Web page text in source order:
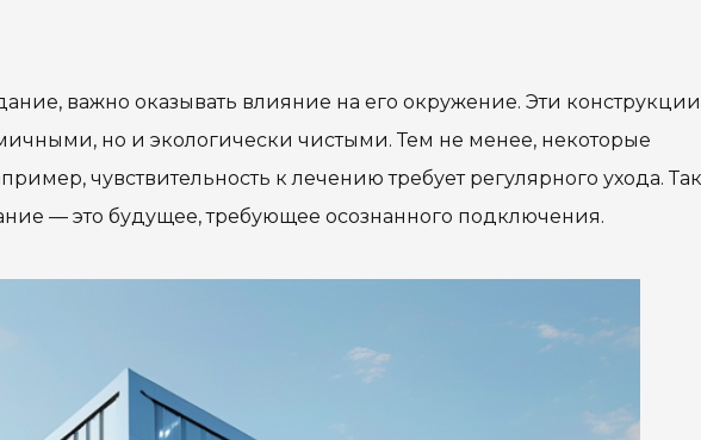
важно оказывать влияние на его окружение. Эти конструкции
но и экологически чистыми. Тем не менее, некоторые
чувствительность к лечению требует регулярного ухода.
— это будущее, требующее осознанного подключения.